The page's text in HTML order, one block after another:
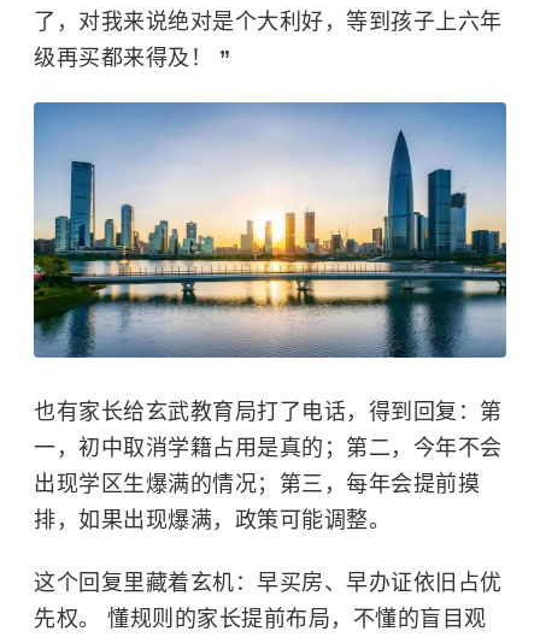
了，对我来说绝对是个大利好，等到孩子上六年
级再买都来得及！ ”
也有家长给玄武教育局打了电话，得到回复：第
一，初中取消学籍占用是真的；第二，今年不会
出现学区生爆满的情况；第三，每年会提前摸
排，如果出现爆满，政策可能调整。
这个回复里藏着玄机：早买房、早办证依旧占优
先权。 懂规则的家长提前布局，不懂的盲目观